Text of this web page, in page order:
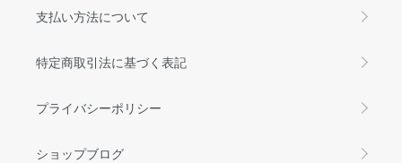
支払い方法について
特定商取引法に基づく表記
プライバシーポリシー
ショップブログ